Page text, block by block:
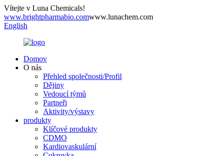
Vítejte v Luna Chemicals!
www.brightpharmabio.comwww.lunachem.com
English
Domov
O nás
Přehled společnosti/Profil
Dějiny
Vedoucí týmů
Partneři
Aktivity/výstavy
produkty
Klíčové produkty
CDMO
Kardiovaskulární